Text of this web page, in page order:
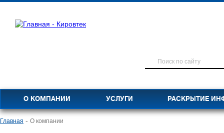
О КОМПАНИИ УСЛУГИ РАСКРЫТИЕ
Главная - О компании